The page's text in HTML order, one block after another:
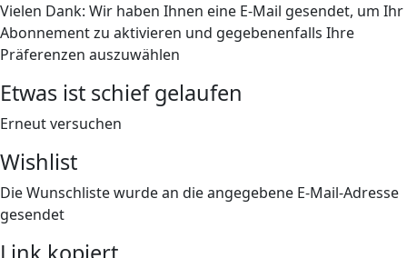
Vielen Dank: Wir haben Ihnen eine E-Mail gesendet, um Ihr
Abonnement zu aktivieren und gegebenenfalls Ihre
Präferenzen auszuwählen
Etwas ist schief gelaufen
Erneut versuchen
Wishlist
Die Wunschliste wurde an die angegebene E-Mail-Adresse
gesendet